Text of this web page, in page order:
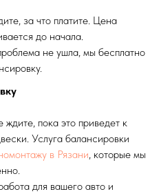
за что платите. Цена
до начала.
не ушла, мы бесплатно
пока это приведет к
Услуга балансировки
в Рязани, которые мы
для вашего авто и